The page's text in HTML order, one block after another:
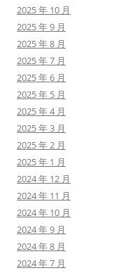
2025 年 10 月
2025 年 9 月
2025 年 8 月
2025 年 7 月
2025 年 6 月
2025 年 5 月
2025 年 4 月
2025 年 3 月
2025 年 2 月
2025 年 1 月
2024 年 12 月
2024 年 11 月
2024 年 10 月
2024 年 9 月
2024 年 8 月
2024 年 7 月